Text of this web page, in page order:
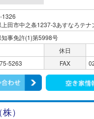
1326
田市中之条1237-3あすなろテナ
知事免許(1)第5998号
休日
5263 FAX
）